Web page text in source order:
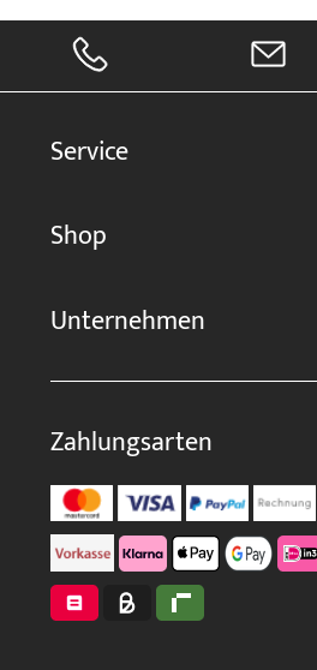
Service
Shop
Unternehmen
Zahlungsarten